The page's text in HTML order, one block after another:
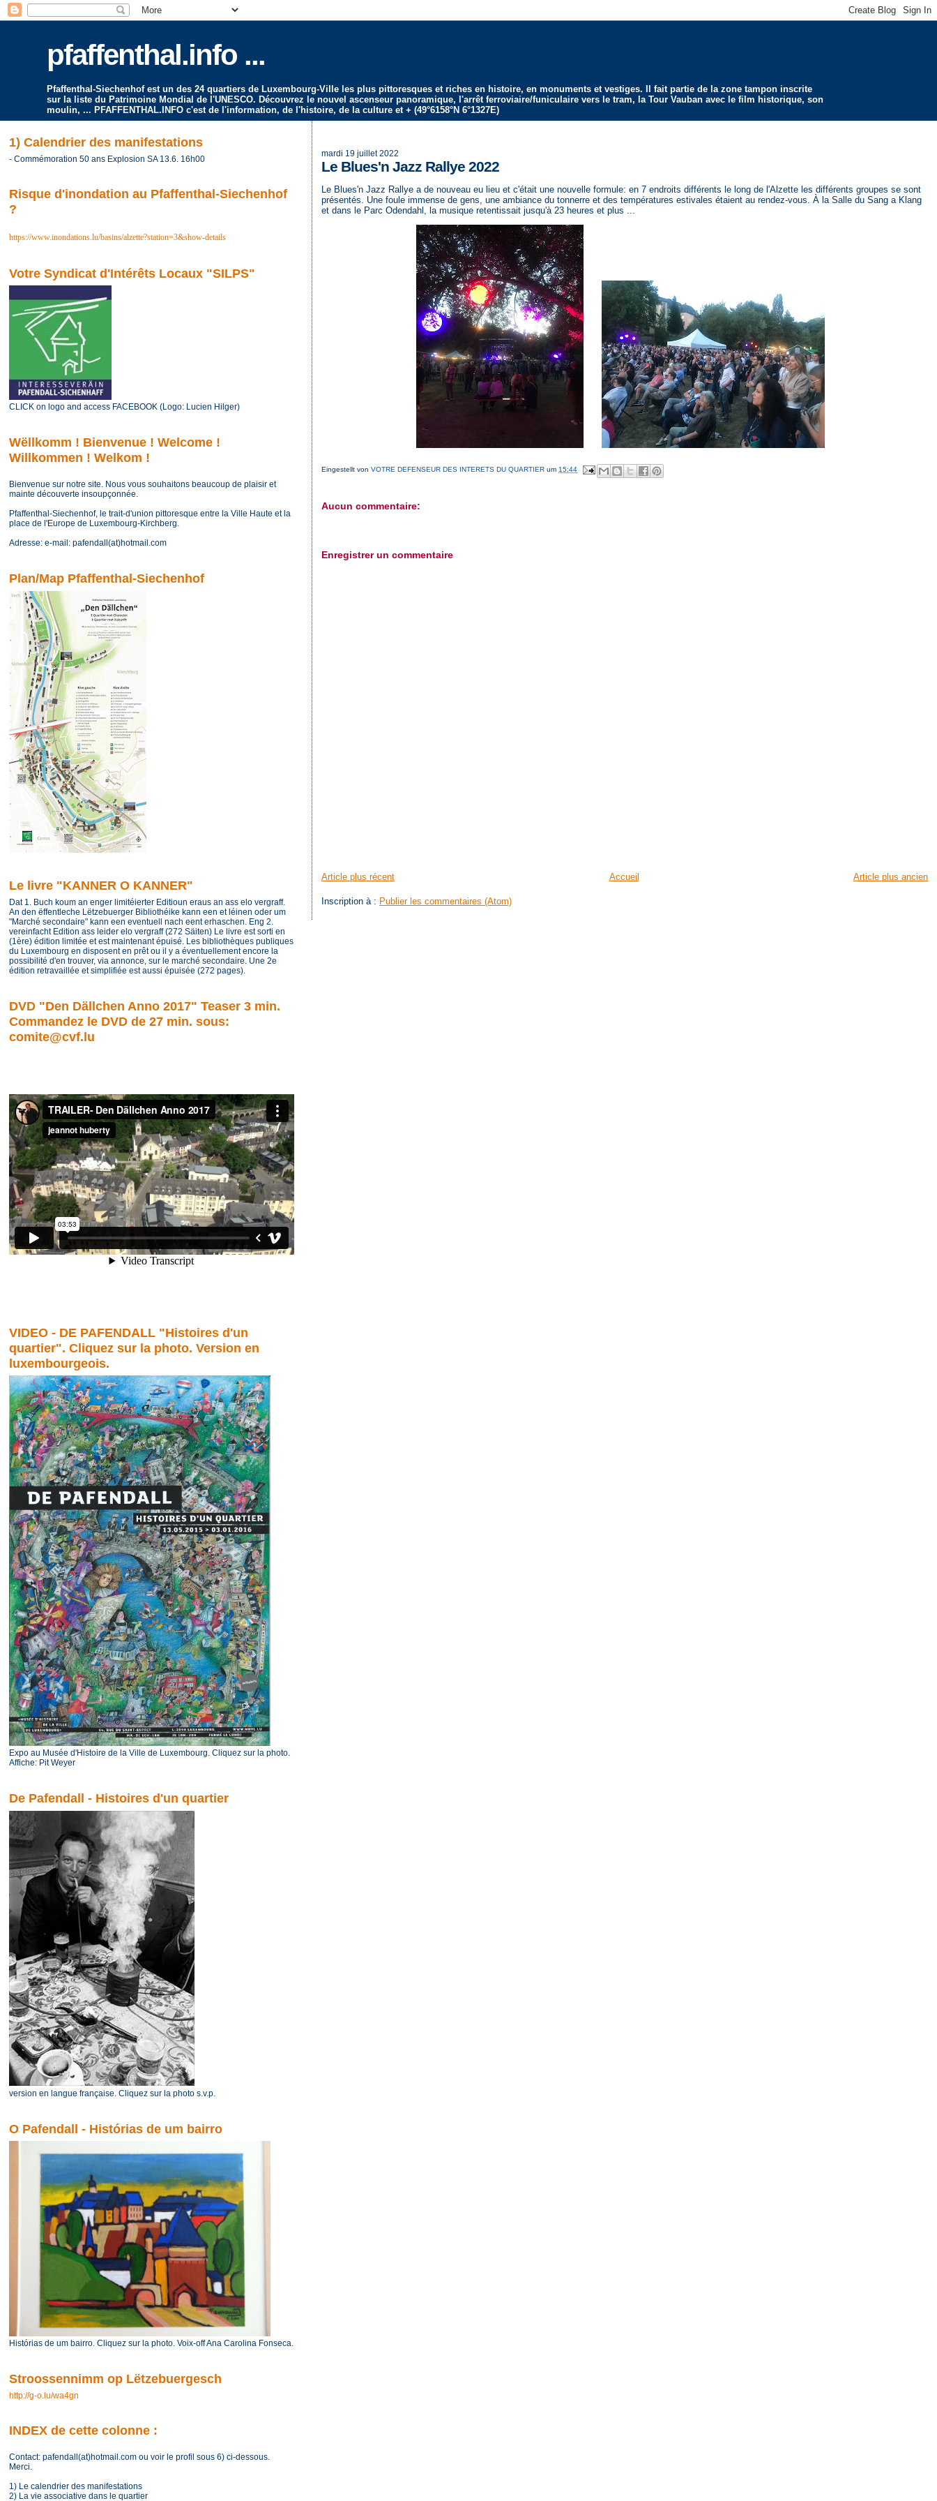
pfaffenthal.info ...
Pfaffenthal-Siechenhof est un des 24 quartiers de Luxembourg-Ville les plus pittoresques et riches en histoire, en monuments et vestiges. Il fait partie de la zone tampon inscrite
sur la liste du Patrimoine Mondial de l'UNESCO. Découvrez le nouvel ascenseur panoramique, l'arrêt ferroviaire/funiculaire vers le tram, la Tour Vauban avec le film historique, son
moulin, ... PFAFFENTHAL.INFO c'est de l'information, de l'histoire, de la culture et + (49°6158°N 6°1327E)
mardi 19 juillet 2022
Le Blues'n Jazz Rallye 2022
Le Blues'n Jazz Rallye a de nouveau eu lieu et c'était une nouvelle formule: en 7 endroits différents le long de l'Alzette les différents groupes se sont
présentés. Une foule immense de gens, une ambiance du tonnerre et des températures estivales étaient au rendez-vous. À la Salle du Sang a Klang
et dans le Parc Odendahl, la musique retentissait jusqu'à 23 heures et plus ...
Eingestellt vonVOTRE DEFENSEUR DES INTERETS DU QUARTIER um 15:44
Aucun commentaire:
Enregistrer un commentaire
Article plus récent Article plus ancien
Accueil
Inscription à : Publier les commentaires (Atom)
1) Calendrier des manifestations
- Commémoration 50 ans Explosion SA 13.6. 16h00
Risque d'inondation au Pfaffenthal-Siechenhof
?
https://www.inondations.lu/basins/alzette?station=3&show-details
Votre Syndicat d'Intérêts Locaux "SILPS"
CLICK on logo and access FACEBOOK (Logo: Lucien Hilger)
Wëllkomm ! Bienvenue ! Welcome !
Willkommen ! Welkom !
Bienvenue sur notre site. Nous vous souhaitons beaucoup de plaisir et
mainte découverte insoupçonnée.
Pfaffenthal-Siechenhof, le trait-d'union pittoresque entre la Ville Haute et la
place de l'Europe de Luxembourg-Kirchberg.
Adresse: e-mail: pafendall(at)hotmail.com
Plan/Map Pfaffenthal-Siechenhof
Le livre "KANNER O KANNER"
Dat 1. Buch koum an enger limitéierter Editioun eraus an ass elo vergraff.
An den ëffentleche Lëtzebuerger Bibliothéike kann een et léinen oder um
"Marché secondaire" kann een eventuell nach eent erhaschen. Eng 2.
vereinfacht Edition ass leider elo vergraff (272 Säiten) Le livre est sorti en
(1ère) édition limitée et est maintenant épuisé. Les bibliothèques publiques
du Luxembourg en disposent en prêt ou il y a éventuellement encore la
possibilité d'en trouver, via annonce, sur le marché secondaire. Une 2e
édition retravaillée et simplifiée est aussi épuisée (272 pages).
DVD "Den Dällchen Anno 2017" Teaser 3 min.
Commandez le DVD de 27 min. sous:
comite@cvf.lu
VIDEO - DE PAFENDALL "Histoires d'un
quartier". Cliquez sur la photo. Version en
luxembourgeois.
Expo au Musée d'Histoire de la Ville de Luxembourg. Cliquez sur la photo.
Affiche: Pit Weyer
De Pafendall - Histoires d'un quartier
version en langue française. Cliquez sur la photo s.v.p.
O Pafendall - Histórias de um bairro
Histórias de um bairro. Cliquez sur la photo. Voix-off Ana Carolina Fonseca.
Stroossennimm op Lëtzebuergesch
http://g-o.lu/wa4gn
INDEX de cette colonne :
Contact: pafendall(at)hotmail.com ou voir le profil sous 6) ci-dessous.
Merci.
1) Le calendrier des manifestations
2) La vie associative dans le quartier